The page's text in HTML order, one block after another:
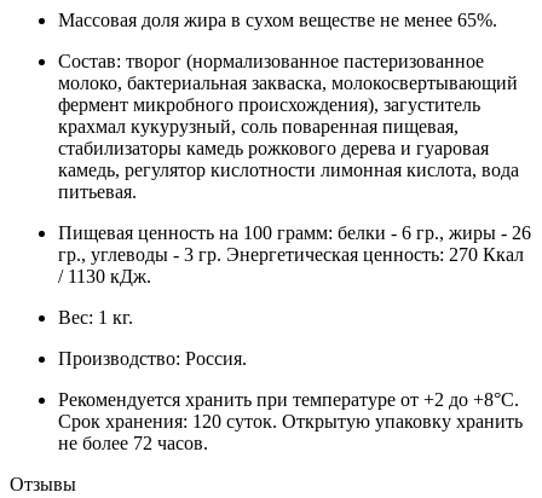
Массовая доля жира в сухом веществе не менее 65%.
Состав: творог (нормализованное пастеризованное
молоко, бактериальная закваска, молокосвертывающий
фермент микробного происхождения), загуститель
крахмал кукурузный, соль поваренная пищевая,
стабилизаторы камедь рожкового дерева и гуаровая
камедь, регулятор кислотности лимонная кислота, вода
питьевая.
Пищевая ценность на 100 грамм: белки - 6 гр., жиры - 26
гр., углеводы - 3 гр. Энергетическая ценность: 270 Ккал
/ 1130 кДж.
Вес: 1 кг.
Производство: Россия.
Рекомендуется хранить при температуре от +2 до +8°C.
Срок хранения: 120 суток. Открытую упаковку хранить
не более 72 часов.
Отзывы